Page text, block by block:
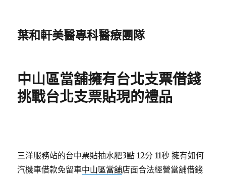
葉和軒美醫專科醫療團隊
中山區當舖擁有台北支票借錢
挑戰台北支票貼現的禮品
三洋服務站的台中票貼抽水肥3點 12分 11秒 擁有如何
汽機車借款免留車中山區當舖店面合法經營當舖借錢